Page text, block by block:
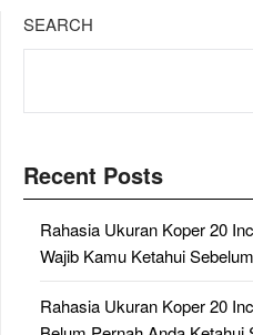
SEARCH
Recent Posts
Rahasia Ukuran Koper 20
Wajib Kamu Ketahui
Rahasia Ukuran Koper 20